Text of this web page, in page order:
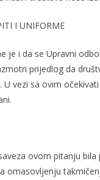
I UNIFORME
je i da se Upravni
prijedlog da
vezi sa ovim
ovom pitanju
omasovljenju